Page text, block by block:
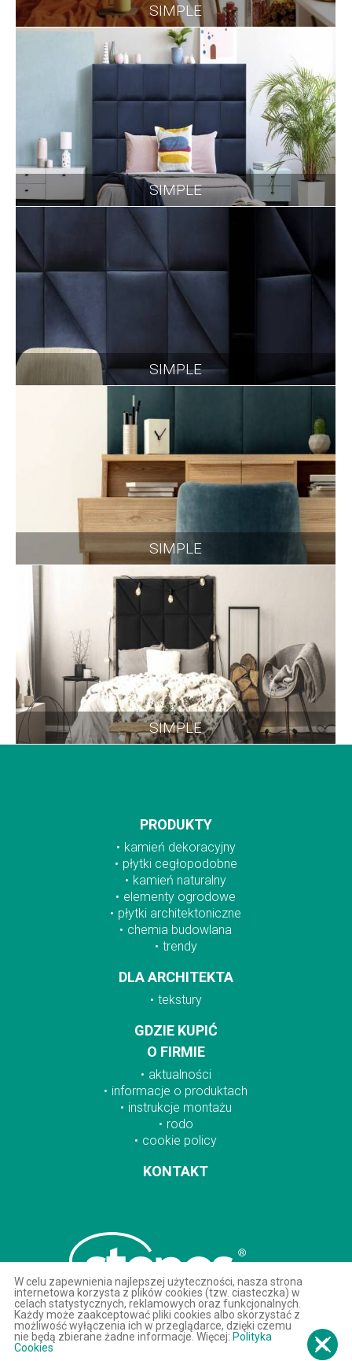
SIMPLE
SIMPLE
SIMPLE
SIMPLE
SIMPLE
PRODUKTY
kamień dekoracyjny
płytki cegłopodobne
kamień naturalny
elementy ogrodowe
płytki architektoniczne
chemia budowlana
trendy
DLA ARCHITEKTA
tekstury
GDZIE KUPIĆ
O FIRMIE
aktualności
informacje o produktach
instrukcje montażu
rodo
cookie policy
KONTAKT
W celu zapewnienia najlepszej użyteczności, nasza strona
internetowa korzysta z plików cookies (tzw. ciasteczka) w
celach statystycznych, reklamowych oraz funkcjonalnych.
Każdy może zaakceptować pliki cookies albo skorzystać z
możliwość wyłączenia ich w przeglądarce, dzięki czemu
nie będą zbierane żadne informacje. Więcej: Polityka
Cookies